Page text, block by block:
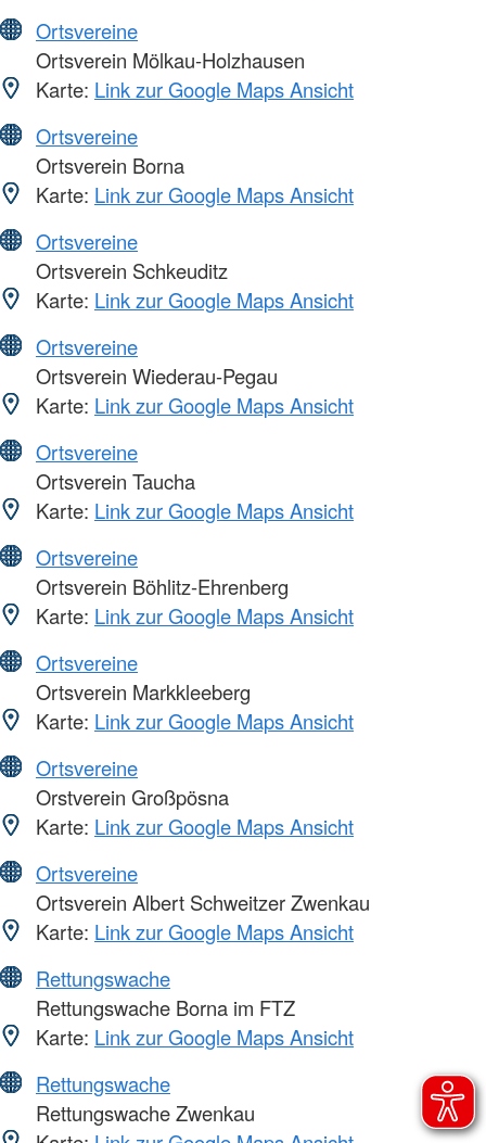
Ortsvereine
Ortsverein Mölkau-Holzhausen
Karte: Link zur Google Maps Ansicht
Ortsvereine
Ortsverein Borna
Karte: Link zur Google Maps Ansicht
Ortsvereine
Ortsverein Schkeuditz
Karte: Link zur Google Maps Ansicht
Ortsvereine
Ortsverein Wiederau-Pegau
Karte: Link zur Google Maps Ansicht
Ortsvereine
Ortsverein Taucha
Karte: Link zur Google Maps Ansicht
Ortsvereine
Ortsverein Böhlitz-Ehrenberg
Karte: Link zur Google Maps Ansicht
Ortsvereine
Ortsverein Markkleeberg
Karte: Link zur Google Maps Ansicht
Ortsvereine
Orstverein Großpösna
Karte: Link zur Google Maps Ansicht
Ortsvereine
Ortsverein Albert Schweitzer Zwenkau
Karte: Link zur Google Maps Ansicht
Rettungswache
Rettungswache Borna im FTZ
Karte: Link zur Google Maps Ansicht
Rettungswache
Rettungswache Zwenkau